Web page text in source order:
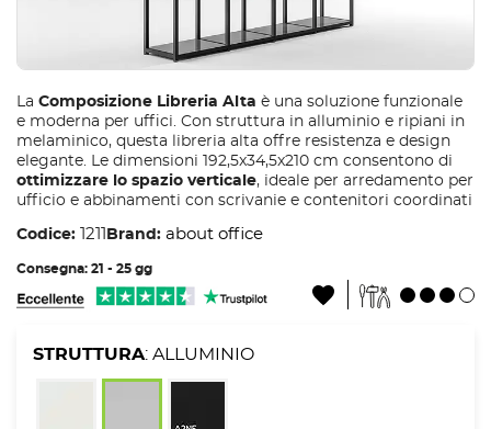
La Composizione Libreria Alta è una soluzione funzionale
e moderna per uffici. Con struttura in alluminio e ripiani in
melaminico, questa libreria alta offre resistenza e design
elegante. Le dimensioni 192,5x34,5x210 cm consentono di
ottimizzare lo spazio verticale, ideale per arredamento per
ufficio e abbinamenti con scrivanie e contenitori coordinati
Codice: 1211 Brand: about office
Consegna: 21 - 25 gg
STRUTTURA: ALLUMINIO